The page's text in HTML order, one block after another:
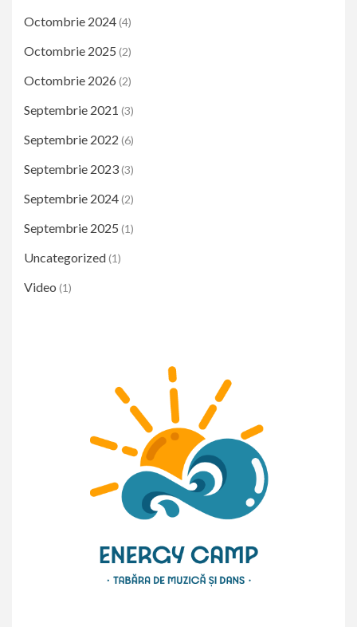
Octombrie 2024(4)
Octombrie 2025 (2)
Octombrie 2026 (2)
Septembrie 2021 (3)
Septembrie 2022 (6)
Septembrie 2023(3)
Septembrie 2024(2)
Septembrie 2025 (1)
Uncategorized(1)
Video (1)